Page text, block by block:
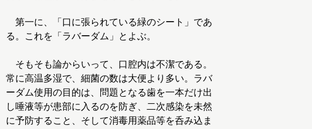
第一に、「口に張られている緑のシート」であ
る。これを「ラバーダム」とよぶ。
そもそも論からいって、口腔内は不潔である。
常に高温多湿で、細菌の数は大便より多い。ラバ
ーダム使用の目的は、問題となる歯を一本だけ出
し唾液等が患部に入るのを防ぎ、二次感染を未然
に予防すること、そして消毒用薬品等を呑み込ま